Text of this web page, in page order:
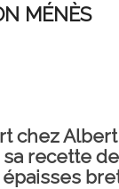
MÉNÈS
chez
recette